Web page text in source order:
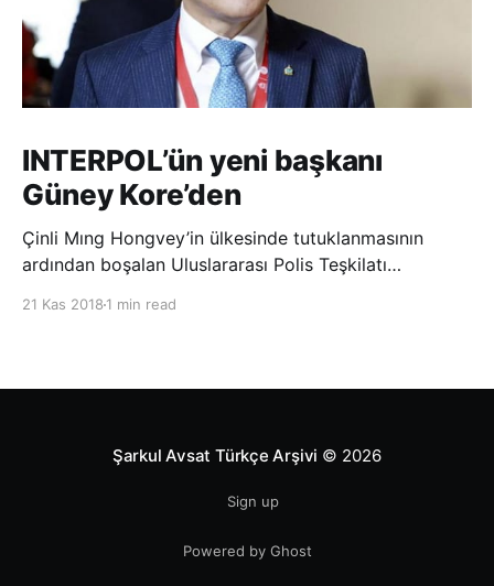
INTERPOL’ün yeni başkanı
Güney Kore’den
Çinli Mıng Hongvey’in ülkesinde tutuklanmasının
ardından boşalan Uluslararası Polis Teşkilatı
21 Kas 2018 1 min read
Şarkul Avsat Türkçe Arşivi © 2026
Sign up
Powered by Ghost